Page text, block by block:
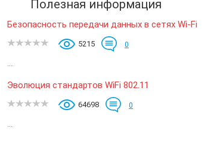
Полезная информация
Безопасность передачи данных в сетях Wi-Fi
5215 0
Эволюция стандартов WiFi 802.11
64698 0